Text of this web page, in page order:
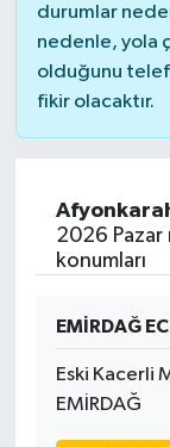
durumlar
nedenle, yola
olduğunu
fikir olacaktır.
2026
konumları
EMİRDAĞ
Eski Kacerli
EMİRDAĞ
KÜLTÜR-
ÖZEL
SİYASET
SPOR